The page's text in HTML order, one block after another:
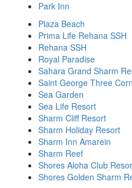
Park Inn
Plaza Beach
Prima Life Rehana SSH
Rehana SSH
Royal Paradise
Sahara Grand Sharm
Saint George Three
Sea Garden
Sea Life Resort
Sharm Cliff Resort
Sharm Holiday Resort
Sharm Inn Amarein
Sharm Reef
Shores Aloha Club
Shores Golden Sharm